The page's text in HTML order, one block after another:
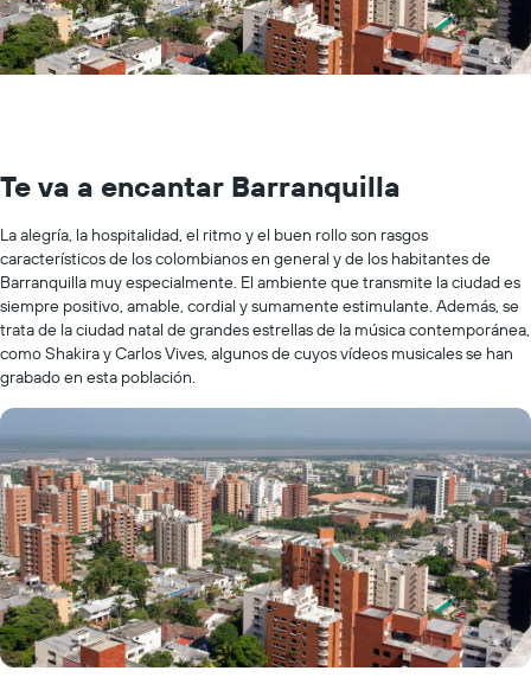
Te va a encantar Barranquilla
La alegría, la hospitalidad, el ritmo y el buen rollo son rasgos
característicos de los colombianos en general y de los habitantes de
Barranquilla muy especialmente. El ambiente que transmite la ciudad es
siempre positivo, amable, cordial y sumamente estimulante. Además, se
trata de la ciudad natal de grandes estrellas de la música contemporánea,
como Shakira y Carlos Vives, algunos de cuyos vídeos musicales se han
grabado en esta población.